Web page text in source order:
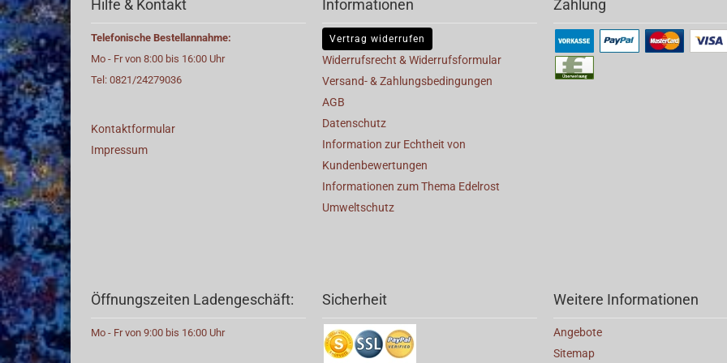
Hilfe & Kontakt
Telefonische Bestellannahme:
Mo - Fr von 8:00 bis 16:00 Uhr
Tel: 0821/24279036
Kontaktformular
Impressum
Informationen
Vertrag widerrufen
Widerrufsrecht & Widerrufsformular
Versand- & Zahlungsbedingungen
AGB
Datenschutz
Information zur Echtheit von
Kundenbewertungen
Informationen zum Thema Edelrost
Umweltschutz
Zahlung
Öffnungszeiten Ladengeschäft:
Mo - Fr von 9:00 bis 16:00 Uhr
Sicherheit Weitere Informationen
Angebote
Sitemap